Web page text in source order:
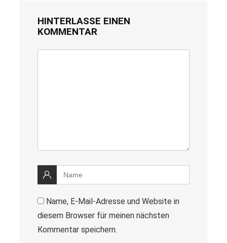
HINTERLASSE EINEN
KOMMENTAR
Name, E-Mail-Adresse und Website in
diesem Browser für meinen nächsten
Kommentar speichern.